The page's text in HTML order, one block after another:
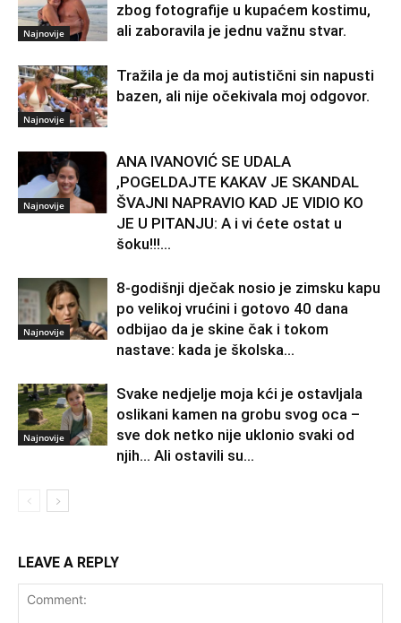
Najnovije
zbog fotografije u kupaćem kostimu,
ali zaboravila je jednu važnu stvar.
Najnovije
Tražila je da moj autistični sin napusti
bazen, ali nije očekivala moj odgovor.
Najnovije
ANA IVANOVIĆ SE UDALA
,POGELDAJTE KAKAV JE SKANDAL
ŠVAJNI NAPRAVIO KAD JE VIDIO KO
JE U PITANJU: A i vi ćete ostat u
šoku!!!...
Najnovije
8-godišnji dječak nosio je zimsku kapu
po velikoj vrućini i gotovo 40 dana
odbijao da je skine čak i tokom
nastave: kada je školska...
Najnovije
Svake nedjelje moja kći je ostavljala
oslikani kamen na grobu svog oca –
sve dok netko nije uklonio svaki od
njih… Ali ostavili su...
LEAVE A REPLY